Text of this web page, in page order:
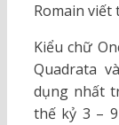
Romain viết
Kiểu chữ
Quadrata
dụng nhất
thế kỷ 3 –